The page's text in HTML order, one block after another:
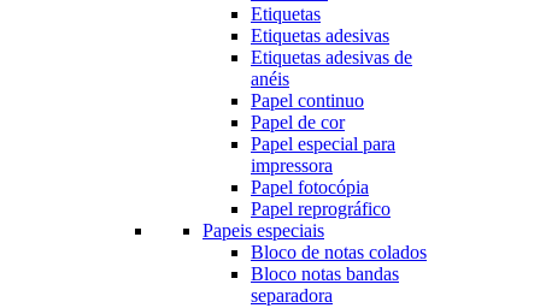
Etiquetas
Etiquetas adesivas
Etiquetas adesivas de
anéis
Papel continuo
Papel de cor
Papel especial para
impressora
Papel fotocópia
Papel reprográfico
Papeis especiais
Bloco de notas colados
Bloco notas bandas
separadora